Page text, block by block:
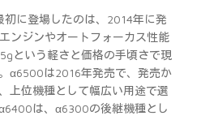
に登場したのは、2014年に発
ンジンやオートフォーカス性能
という軽さと価格の手頃さで現
α6500は2016年発売で、発売か
上位機種として幅広い用途で選
は、α6300の後継機種とし